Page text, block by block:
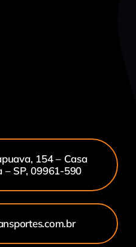
154 – Casa
– SP, 09961-590